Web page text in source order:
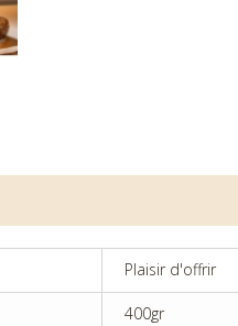
Plaisir d'offrir
400gr